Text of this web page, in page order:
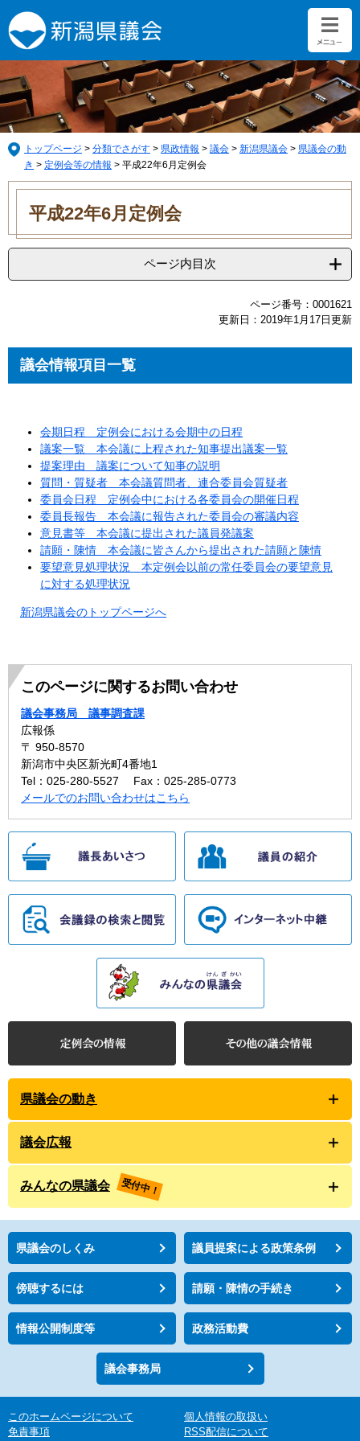
ー
ジ
の
先
頭
で
す。
ニ
ュ
ー
を
飛
ば
し
て
トップページ > 分類でさがす > 県政情報 > 議会 > 新潟県議会 > 県議会の動
き > 定例会等の情報 > 平成22年6月定例会
本
平成22年6月定例会
ページ内目次
ページ番号：0001621
更新日：2019年1月17日更新
議会情報項目一覧
会期日程 定例会における会期中の日程
議案一覧 本会議に上程された知事提出議案一覧
提案理由 議案について知事の説明
質問・質疑者 本会議質問者、連合委員会質疑者
委員会日程 定例会中における各委員会の開催日程
委員長報告 本会議に報告された委員会の審議内容
意見書等 本会議に提出された議員発議案
請願・陳情 本会議に皆さんから提出された請願と陳情
要望意見処理状況 本定例会以前の常任委員会の要望意見
に対する処理状況
新潟県議会のトップページへ
このページに関するお問い合わせ
議会事務局 議事調査課
広報係
〒 950-8570
新潟市中央区新光町4番地1
Tel：025-280-5527
Fax：025-285-0773
メールでのお問い合わせはこちら
県議会の動き
議会広報
みんなの県議会 受付中！
県議会のしくみ 議員提案による政策条例
傍聴するには 請願・陳情の手続き
情報公開制度等 政務活動費
議会事務局
このホームページについて
個人情報の取扱い
免責事項
RSS配信について